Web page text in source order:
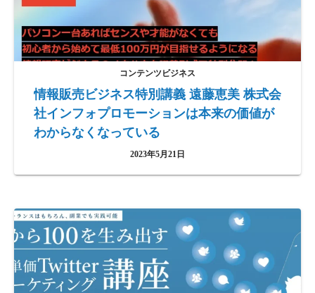
コンテンツビジネス
情報販売ビジネス特別講義 遠藤恵美 株式会
社インフォプロモーションは本来の価値が
わからなくなっている
2023年5月21日